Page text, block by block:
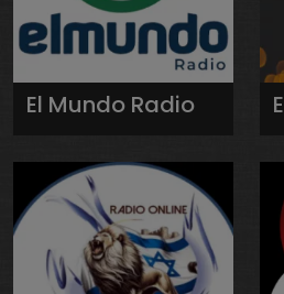
El Mundo Radio